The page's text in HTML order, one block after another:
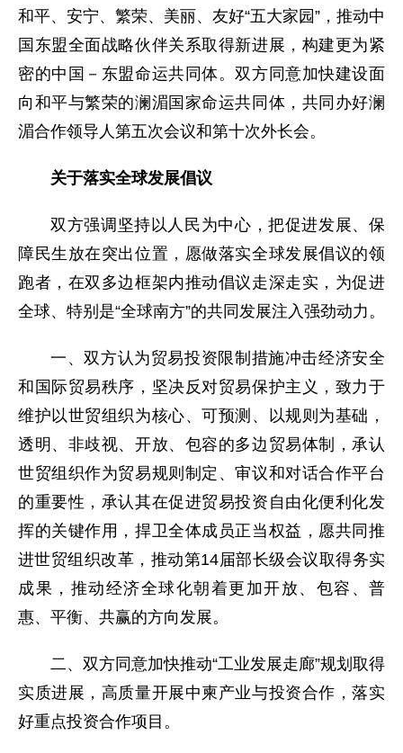
和平、安宁、繁荣、美丽、友好“五大家园”，推动中
国东盟全面战略伙伴关系取得新进展，构建更为紧
密的中国－东盟命运共同体。双方同意加快建设面
向和平与繁荣的澜湄国家命运共同体，共同办好澜
湄合作领导人第五次会议和第十次外长会。
关于落实全球发展倡议
双方强调坚持以人民为中心，把促进发展、保
障民生放在突出位置，愿做落实全球发展倡议的领
跑者，在双多边框架内推动倡议走深走实，为促进
全球、特别是“全球南方”的共同发展注入强劲动力。
一、双方认为贸易投资限制措施冲击经济安全
和国际贸易秩序，坚决反对贸易保护主义，致力于
维护以世贸组织为核心、可预测、以规则为基础，
透明、非歧视、开放、包容的多边贸易体制，承认
世贸组织作为贸易规则制定、审议和对话合作平台
的重要性，承认其在促进贸易投资自由化便利化发
挥的关键作用，捍卫全体成员正当权益，愿共同推
进世贸组织改革，推动第14届部长级会议取得务实
成果，推动经济全球化朝着更加开放、包容、普
惠、平衡、共赢的方向发展。
二、双方同意加快推动“工业发展走廊”规划取得
实质进展，高质量开展中柬产业与投资合作，落实
好重点投资合作项目。